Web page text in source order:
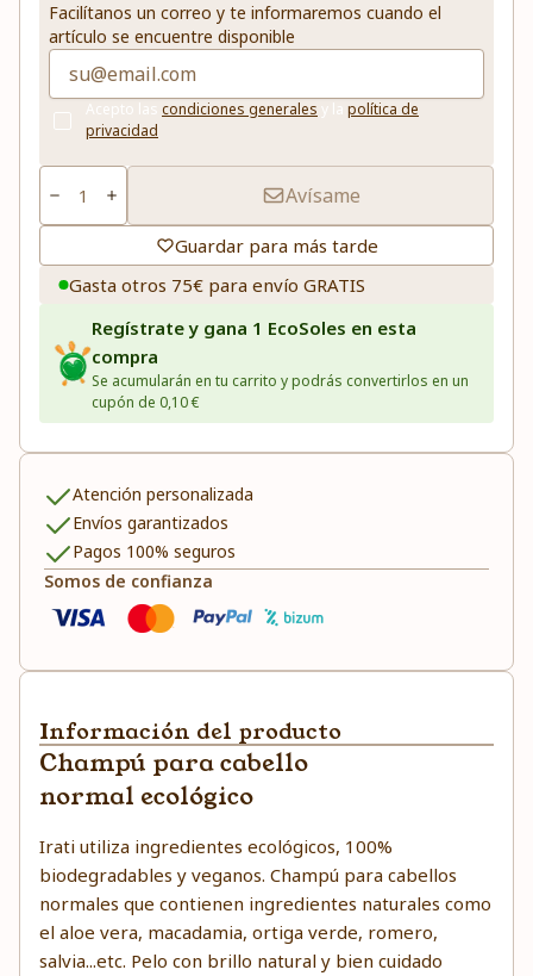
Facilítanos un correo y te informaremos cuando el
artículo se encuentre disponible
Acepto las condiciones generales y la política de
privacidad
Avísame
Guardar para más tarde
Gasta otros 75€ para envío GRATIS
Regístrate y gana 1 EcoSoles en esta
compra
Se acumularán en tu carrito y podrás convertirlos en un
cupón de 0,10 €
Atención personalizada
Envíos garantizados
Pagos 100% seguros
Somos de confianza
Información del producto
Champú para cabello
normal ecológico
Irati utiliza ingredientes ecológicos, 100%
biodegradables y veganos. Champú para cabellos
normales que contienen ingredientes naturales como
el aloe vera, macadamia, ortiga verde, romero,
salvia...etc. Pelo con brillo natural y bien cuidado